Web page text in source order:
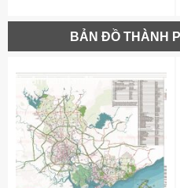
BẢN ĐỒ THÀNH